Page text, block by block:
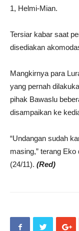
1, Helmi-Mian.
Tersiar kabar saat
disediakan
Mangkirnya para
yang pernah
pihak Bawaslu
disampaikan ke
“Undangan sudah
masing,” terang
(24/11). (Red)